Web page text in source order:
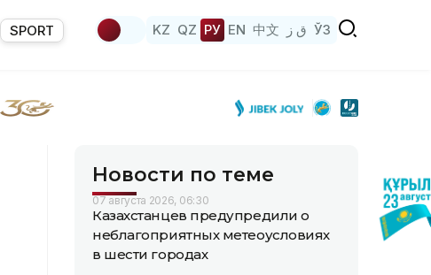
SPORT KZ QZ РУ EN 中文 ق ز ЎЗ
Новости по теме
07 августа 2026, 06:30
Казахстанцев предупредили о
неблагоприятных метеоусловиях
в шести городах